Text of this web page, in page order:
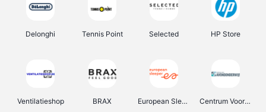
Delonghi Tennis Point Selected HP Store
Ventilatieshop BRAX European Sleeper Centrum Voor Avondonderwijs